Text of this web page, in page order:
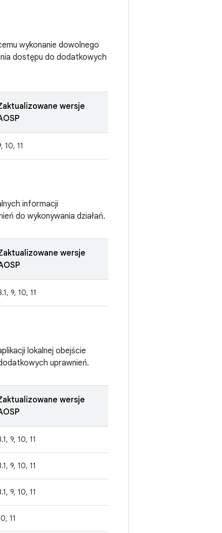
wykonanie dowolnego
dostępu do dodatkowych
wersje
10, 11
informacji
do wykonywania działań.
wersje
9, 10, 11
lokalnej obejście
uprawnień.
wersje
9, 10, 11
9, 10, 11
9, 10, 11
11